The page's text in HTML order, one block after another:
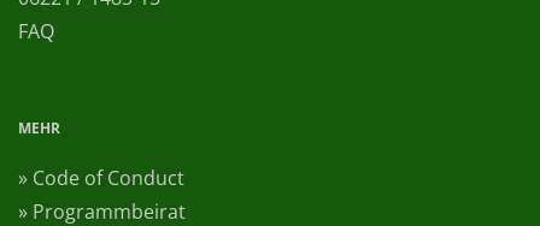
FAQ
MEHR
» Code of Conduct
» Programmbeirat